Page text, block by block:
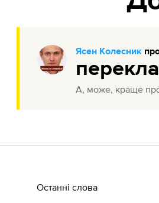
Ясен Колесник
А, може, краще
Останні слова